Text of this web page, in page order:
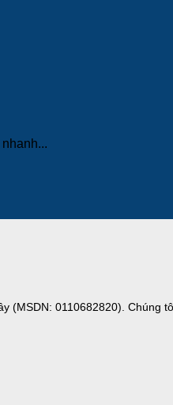
(MSDN: 0110682820). Chúng